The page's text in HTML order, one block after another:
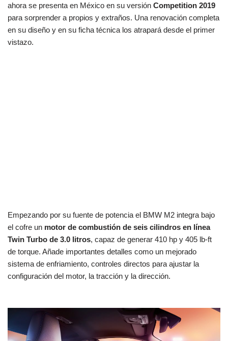
ahora se presenta en México en su versión Competition 2019
para sorprender a propios y extraños. Una renovación completa
en su diseño y en su ficha técnica los atrapará desde el primer
vistazo.
Empezando por su fuente de potencia el BMW M2 integra bajo
el cofre un motor de combustión de seis cilindros en línea
Twin Turbo de 3.0 litros, capaz de generar 410 hp y 405 lb-ft
de torque. Añade importantes detalles como un mejorado
sistema de enfriamiento, controles directos para ajustar la
configuración del motor, la tracción y la dirección.